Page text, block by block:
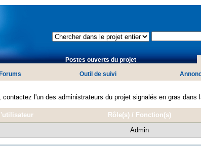
Postes ouverts du projet
Forums Outil de suivi
l'un des administrateurs du projet signalés en gras dans
Rôle(s) / Fonction(s)
Admin